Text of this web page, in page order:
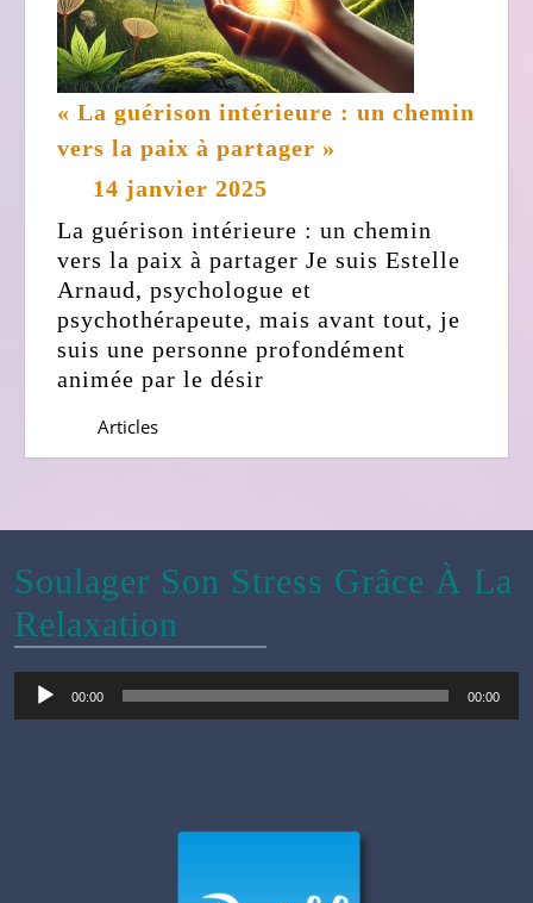
« La guérison intérieure : un chemin
vers la paix à partager »
:
un
vers
la
14 janvier 2025
2025
La guérison intérieure : un chemin
vers la paix à partager Je suis Estelle
Arnaud, psychologue et
psychothérapeute, mais avant tout, je
suis une personne profondément
animée par le désir
Articles
Soulager Son Stress Grâce À La
Relaxation
audio
00:00 00:00